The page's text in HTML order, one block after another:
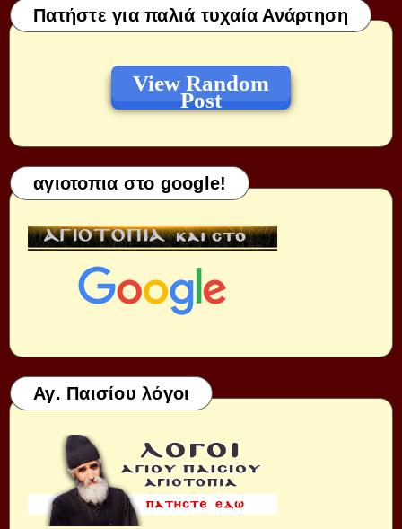
Πατήστε για παλιά τυχαία Ανάρτηση
View Random
Post
αγιοτοπια στο google!
Αγ. Παισίου λόγοι